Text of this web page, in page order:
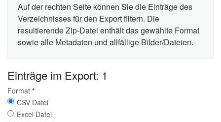
Auf der rechten Seite können Sie die Einträge des
Verzeichnisses für den Export filtern. Die
resultierende Zip-Datei enthält das gewählte Format
sowie alle Metadaten und allfällige Bilder/Dateien.
Einträge im Export: 1
Format *
CSV Datei
Excel Datei